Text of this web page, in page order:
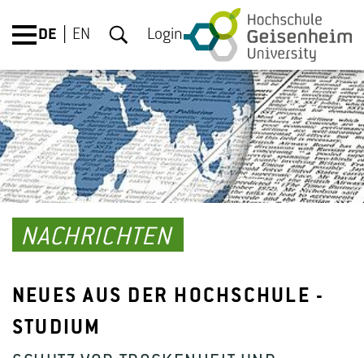
DE EN Login
NACHRICHTEN
NEUES AUS DER HOCHSCHULE -
STUDIUM